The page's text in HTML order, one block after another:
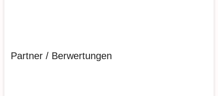
Partner / Berwertungen